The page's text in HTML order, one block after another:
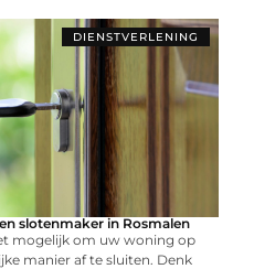
DIENSTVERLENING
slotenmaker in Rosmalen
mogelijk om uw woning op
manier af te sluiten. Denk